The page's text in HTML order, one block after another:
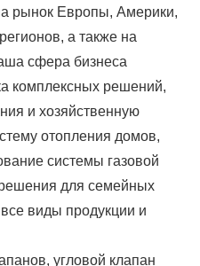
рынок Европы, Америки,
а также на
сфера бизнеса
комплексных решений,
и хозяйственную
отопления домов,
системы газовой
для семейных
виды продукции и
угловой клапан